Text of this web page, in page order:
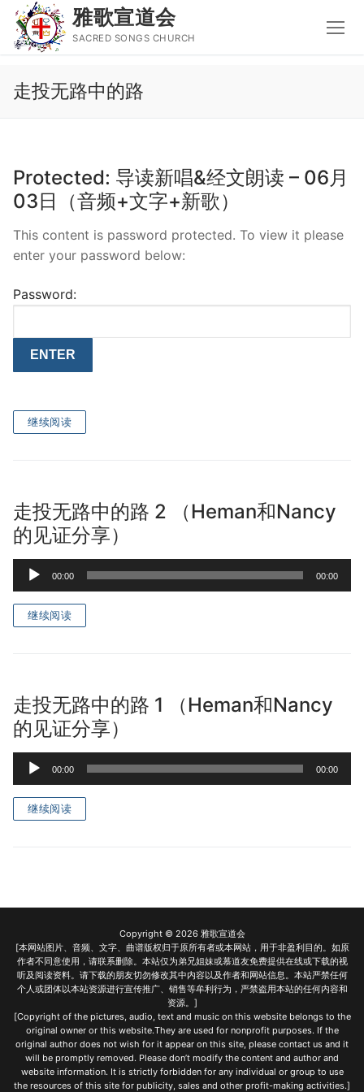
雅歌宣道会
SACRED SONGS CHURCH
主页
圣经导读新唱
属灵书籍
音乐事工
神学研究
走投无路中的路
Protected: 导读新唱&经文朗读 – 06月
03日（音频+文字+新歌）
This content is password protected. To view it please
enter your password below:
Password:
继续阅读
走投无路中的路 2 （Heman和Nancy
的见证分享）
Audio
Player
00:00 00:00
继续阅读
走投无路中的路 1 （Heman和Nancy
的见证分享）
Audio
Player
00:00 00:00
继续阅读
Copyright © 2026 雅歌宣道会
[本网站图片、音频、文字、曲谱版权归于原所有者或本网站，用于非盈利目的。如原
作者不同意使用，请联系删除。本站仅为弟兄姐妹或慕道友免费提供在线或下载的视
听及阅读资料。请下载的朋友切勿修改其中内容以及作者和网站信息。本站严禁任何
个人或团体以本站资源进行宣传推广、销售等牟利行为，严禁盗用本站的任何内容和
资源。]
[Copyright of the pictures, audio, text and music on this website belongs to the
original owner or this website.They are used for nonprofit purposes. If the
original author does not wish for it appear on this site, please contact us and it
will be promptly removed. Please don’t modify the content and author and
website information. It is strictly forbidden for any individual or group to use
the resources of this site for publicity, sales and other profit-making activities.]